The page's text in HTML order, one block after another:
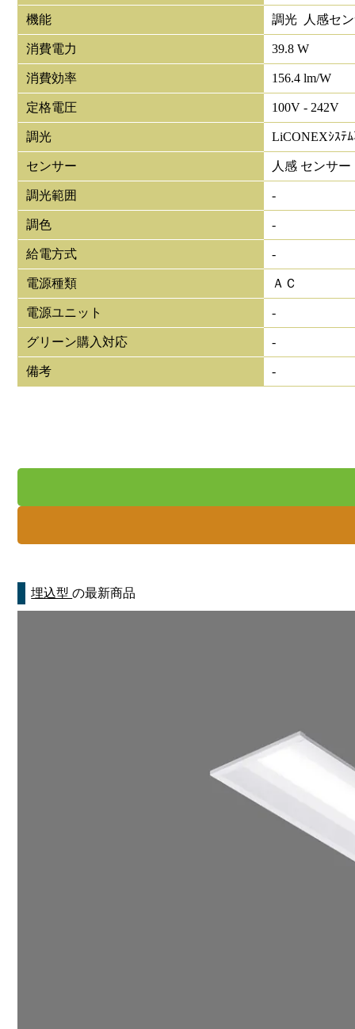
機能 調光 人感セ
消費電力 39.8 W
消費効率 156.4 lm/W
定格電圧 100V - 242V
調光 LiCONEXｼｽﾃ
センサー 人感 センサー
調光範囲 -
調色 -
給電方式 -
電源種類 ＡＣ
電源ユニット -
グリーン購入対応 -
備考 -
埋込型の最新商品